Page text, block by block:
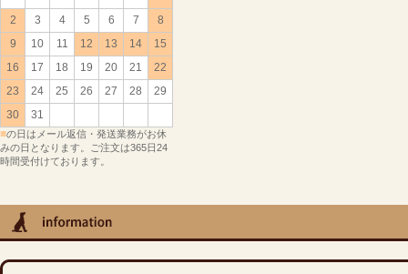
2
3 4 5 6 7
8
9
10 11 12 13 14
15
16
17 18 19 20 21
22
23
24 25 26 27 28
29
30
31
■の日はメール返信・発送業務がお休
みの日となります。ご注文は365日24
時間受付けております。